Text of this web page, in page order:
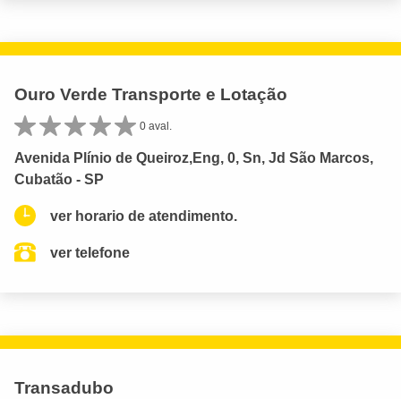
Ouro Verde Transporte e Lotação
0 aval.
Avenida Plínio de Queiroz,Eng, 0, Sn, Jd São Marcos,
Cubatão - SP
ver horario de atendimento.
ver telefone
Transadubo